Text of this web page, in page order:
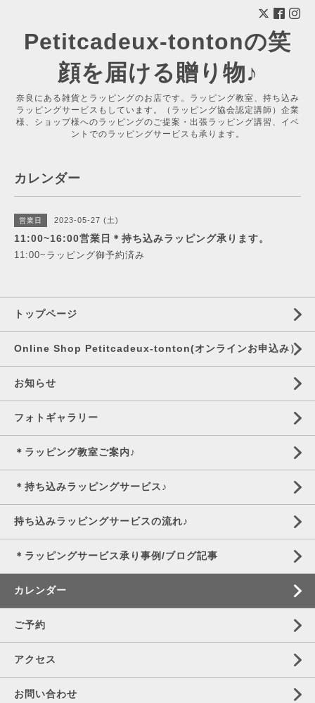
Petitcadeux-tontonの笑
顔を届ける贈り物♪
奈良にある雑貨とラッピングのお店です。ラッピング教室、持ち込み
ラッピングサービスもしています。（ラッピング協会認定講師）企業
様、ショップ様へのラッピングのご提案・出張ラッピング講習、イベ
ントでのラッピングサービスも承ります。
カレンダー
営業日 2023-05-27 (土)
11:00~16:00営業日＊持ち込みラッピング承ります。
11:00~ラッピング御予約済み
トップページ
Online Shop Petitcadeux-tonton(オンラインお申込み）
お知らせ
フォトギャラリー
＊ラッピング教室ご案内♪
＊持ち込みラッピングサービス♪
持ち込みラッピングサービスの流れ♪
＊ラッピングサービス承り事例/ブログ記事
カレンダー
ご予約
アクセス
お問い合わせ